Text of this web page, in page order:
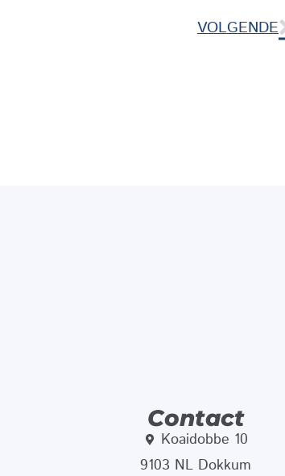
VOLGENDE
Contact
Koaidobbe 10
9103 NL Dokkum